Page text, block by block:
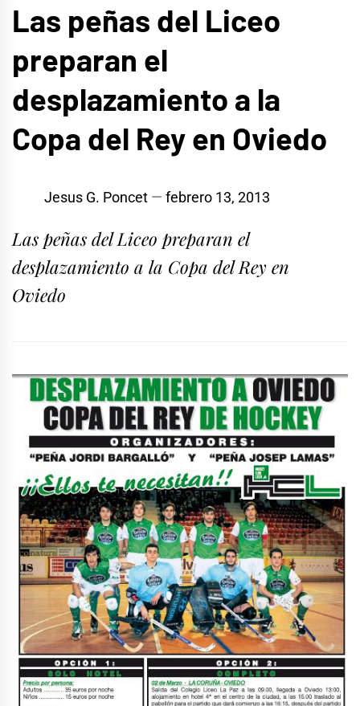
Las peñas del Liceo
preparan el
desplazamiento a la
Copa del Rey en Oviedo
Jesus G. Poncet febrero 13, 2013
Las peñas del Liceo preparan el
desplazamiento a la Copa del Rey en
Oviedo